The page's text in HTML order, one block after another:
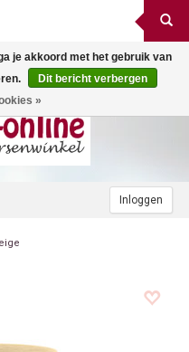
Inloggen
je akkoord met het gebruik van
Dit bericht verbergen
»